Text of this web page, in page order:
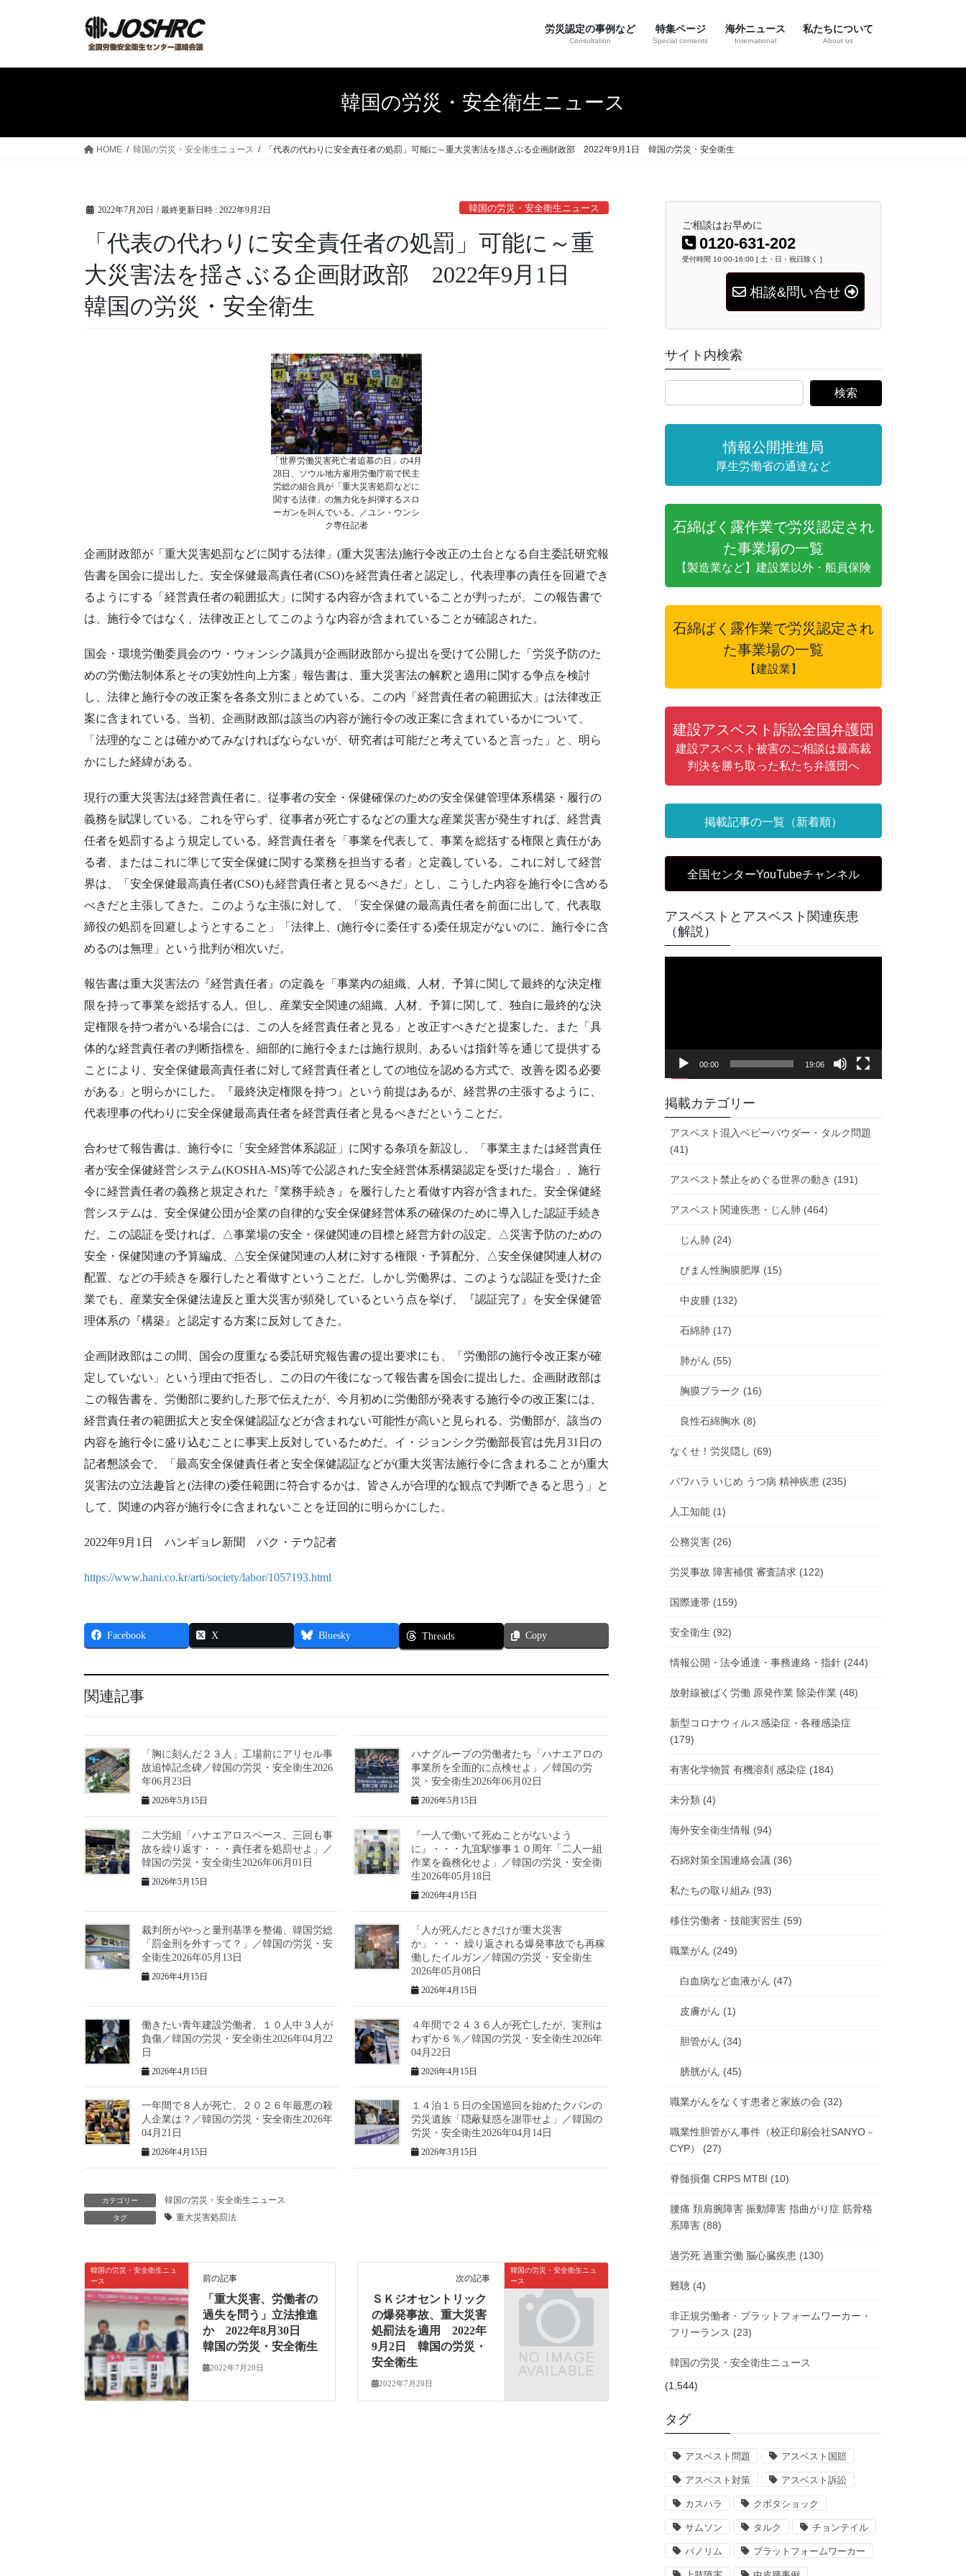
労災認定の事例など
Consultation
特集ページ
Special contents
海外ニュース
International
私たちについて
About us
韓国の労災・安全衛生ニュース
HOME 韓国の労災・安全衛生ニュース 「代表の代わりに安全責任者の処罰」可能に～重大災害法を揺さぶる企画財政部 2022年9月1日 韓国の労災・安全衛生
2022年7月20日 / 最終更新日時 : 2022年9月2日 韓国の労災・安全衛生ニュース
「代表の代わりに安全責任者の処罰」可能に～重
大災害法を揺さぶる企画財政部 2022年9月1日
韓国の労災・安全衛生
「世界労働災害死亡者追慕の日」の4月
28日、ソウル地方雇用労働庁前で民主
労総の組合員が「重大災害処罰などに
関する法律」の無力化を糾弾するスロ
ーガンを叫んでいる。／ユン・ウンシ
ク専任記者
企画財政部が「重大災害処罰などに関する法律」(重大災害法)施行令改正の土台となる自主委託研究報
告書を国会に提出した。安全保健最高責任者(CSO)を経営責任者と認定し、代表理事の責任を回避でき
るようにする「経営責任者の範囲拡大」に関する内容が含まれていることが判ったが、この報告書で
は、施行令ではなく、法律改正としてこのような内容が含まれていることが確認された。
国会・環境労働委員会のウ・ウォンシク議員が企画財政部から提出を受けて公開した「労災予防のた
めの労働法制体系とその実効性向上方案」報告書は、重大災害法の解釈と適用に関する争点を検討
し、法律と施行令の改正案を各条文別にまとめている。この内「経営責任者の範囲拡大」は法律改正
案に含まれている。当初、企画財政部は該当の内容が施行令の改正案に含まれているかについて、
「法理的なことは確かめてみなければならないが、研究者は可能だと考えていると言った」と、明ら
かにした経緯がある。
現行の重大災害法は経営責任者に、従事者の安全・保健確保のための安全保健管理体系構築・履行の
義務を賦課している。これを守らず、従事者が死亡するなどの重大な産業災害が発生すれば、経営責
任者を処罰するよう規定している。経営責任者を「事業を代表して、事業を総括する権限と責任があ
る者、またはこれに準じて安全保健に関する業務を担当する者」と定義している。これに対して経営
界は、「安全保健最高責任者(CSO)も経営責任者と見るべきだ」とし、こうした内容を施行令に含める
べきだと主張してきた。このような主張に対して、「安全保健の最高責任者を前面に出して、代表取
締役の処罰を回避しようとすること」「法律上、(施行令に委任する)委任規定がないのに、施行令に含
めるのは無理」という批判が相次いだ。
報告書は重大災害法の『経営責任者』の定義を「事業内の組織、人材、予算に関して最終的な決定権
限を持って事業を総括する人。但し、産業安全関連の組織、人材、予算に関して、独自に最終的な決
定権限を持つ者がいる場合には、この人を経営責任者と見る」と改正すべきだと提案した。また「具
体的な経営責任者の判断指標を、細部的に施行令または施行規則、あるいは指針等を通じて提供する
ことにより、安全保健最高責任者に対して経営責任者としての地位を認める方式で、改善を図る必要
がある」と明らかにした。『最終決定権限を持つ』という前提はあるが、経営界の主張するように、
代表理事の代わりに安全保健最高責任者を経営責任者と見るべきだということだ。
合わせて報告書は、施行令に「安全経営体系認証」に関する条項を新設し、「事業主または経営責任
者が安全保健経営システム(KOSHA-MS)等で公認された安全経営体系構築認定を受けた場合」、施行
令に経営責任者の義務と規定された『業務手続き』を履行したと看做す内容が含まれた。安全保健経
営システムは、安全保健公団が企業の自律的な安全保健経営体系の確保のために導入した認証手続き
だ。この認証を受ければ、△事業場の安全・保健関連の目標と経営方針の設定、△災害予防のための
安全・保健関連の予算編成、△安全保健関連の人材に対する権限・予算配分、△安全保健関連人材の
配置、などの手続きを履行したと看做すということだ。しかし労働界は、このような認証を受けた企
業でも、産業安全保健法違反と重大災害が頻発しているという点を挙げ、『認証完了』を安全保健管
理体系の『構築』と認定する方案に反対してきた。
企画財政部はこの間、国会の度重なる委託研究報告書の提出要求にも、「労働部の施行令改正案が確
定していない」という理由で拒否し、この日の午後になって報告書を国会に提出した。企画財政部は
この報告書を、労働部に要約した形で伝えたが、今月初めに労働部が発表する施行令の改正案には、
経営責任者の範囲拡大と安全保健認証などが含まれない可能性が高いと見られる。労働部が、該当の
内容を施行令に盛り込むことに事実上反対しているためだ。イ・ジョンシク労働部長官は先月31日の
記者懇談会で、「最高安全保健責任者と安全保健認証などが(重大災害法施行令に含まれることが)重大
災害法の立法趣旨と(法律の)委任範囲に符合するかは、皆さんが合理的な観点で判断できると思う」と
して、関連の内容が施行令に含まれないことを迂回的に明らかにした。
2022年9月1日 ハンギョレ新聞 パク・テウ記者
https://www.hani.co.kr/arti/society/labor/1057193.html
Facebook X Bluesky Threads Copy
関連記事
「胸に刻んだ２３人」工場前にアリセル事
故追悼記念碑／韓国の労災・安全衛生2026
年06月23日
2026年5月15日
ハナグループの労働者たち「ハナエアロの
事業所を全面的に点検せよ」／韓国の労
災・安全衛生2026年06月02日
2026年5月15日
二大労組「ハナエアロスペース、三回も事
故を繰り返す・・・責任者を処罰せよ」／
韓国の労災・安全衛生2026年06月01日
2026年5月15日
『一人で働いて死ぬことがないよう
に』・・・九宜駅惨事１０周年「二人一組
作業を義務化せよ」／韓国の労災・安全衛
生2026年05月18日
2026年4月15日
裁判所がやっと量刑基準を整備、韓国労総
「罰金刑を外すって？」／韓国の労災・安
全衛生2026年05月13日
2026年4月15日
「人が死んだときだけが重大災害
か」・・・ 繰り返される爆発事故でも再稼
働したイルガン／韓国の労災・安全衛生
2026年05月08日
2026年4月15日
働きたい青年建設労働者、１０人中３人が
負傷／韓国の労災・安全衛生2026年04月22
日
2026年4月15日
４年間で２４３６人が死亡したが、実刑は
わずか６％／韓国の労災・安全衛生2026年
04月22日
2026年4月15日
一年間で８人が死亡、２０２６年最悪の殺
人企業は？／韓国の労災・安全衛生2026年
04月21日
2026年4月15日
１４泊１５日の全国巡回を始めたクパンの
労災遺族「隠蔽疑惑を謝罪せよ」／韓国の
労災・安全衛生2026年04月14日
2026年3月15日
カテゴリー 韓国の労災・安全衛生ニュース
タグ 重大災害処罰法
韓国の労災・安全衛生ニュ
ース
前の記事
「重大災害、労働者の
過失を問う」立法推進
か 2022年8月30日
韓国の労災・安全衛生
2022年7月20日
韓国の労災・安全衛生ニュ
ース
次の記事
ＳＫジオセントリック
の爆発事故、重大災害
処罰法を適用 2022年
9月2日 韓国の労災・
安全衛生
2022年7月20日
ご相談はお早めに
0120-631-202
受付時間 10:00-16:00 [ 土・日・祝日除く ]
相談&問い合せ
サイト内検索
情報公開推進局
厚生労働省の通達など
石綿ばく露作業で労災認定され
た事業場の一覧
【製造業など】建設業以外・船員保険
石綿ばく露作業で労災認定され
た事業場の一覧
【建設業】
建設アスベスト訴訟全国弁護団
建設アスベスト被害のご相談は最高裁
判決を勝ち取った私たち弁護団へ
掲載記事の一覧（新着順）
全国センターYouTubeチャンネル
アスベストとアスベスト関連疾患
（解説）
ヤ
00:00 19:06
掲載カテゴリー
アスベスト混入ベビーパウダー・タルク問題
(41)
アスベスト禁止をめぐる世界の動き (191)
アスベスト関連疾患・じん肺 (464)
じん肺 (24)
びまん性胸膜肥厚 (15)
中皮腫 (132)
石綿肺 (17)
肺がん (55)
胸膜プラーク (16)
良性石綿胸水 (8)
なくせ！労災隠し (69)
パワハラ いじめ うつ病 精神疾患 (235)
人工知能 (1)
公務災害 (26)
労災事故 障害補償 審査請求 (122)
国際連帯 (159)
安全衛生 (92)
情報公開・法令通達・事務連絡・指針 (244)
放射線被ばく労働 原発作業 除染作業 (48)
新型コロナウィルス感染症・各種感染症
(179)
有害化学物質 有機溶剤 感染症 (184)
未分類 (4)
海外安全衛生情報 (94)
石綿対策全国連絡会議 (36)
私たちの取り組み (93)
移住労働者・技能実習生 (59)
職業がん (249)
白血病など血液がん (47)
皮膚がん (1)
胆管がん (34)
膀胱がん (45)
職業がんをなくす患者と家族の会 (32)
職業性胆管がん事件（校正印刷会社SANYO－
CYP） (27)
脊髄損傷 CRPS MTBI (10)
腰痛 頚肩腕障害 振動障害 指曲がり症 筋骨格
系障害 (88)
過労死 過重労働 脳心臓疾患 (130)
難聴 (4)
非正規労働者・プラットフォームワーカー・
フリーランス (23)
韓国の労災・安全衛生ニュース
(1,544)
タグ
アスベスト問題 アスベスト国賠
アスベスト対策 アスベスト訴訟
カスハラ クボタショック
サムソン タルク チョンテイル
パノリム プラットフォームワーカー